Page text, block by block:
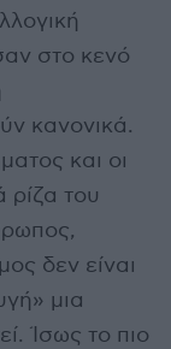
στο κενό
κανονικά.
και οι
ρίζα του
δεν είναι
μια
Ίσως το πιο